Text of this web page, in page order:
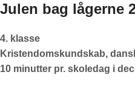
Julen bag lågerne
4. klasse
Kristendomskundskab,
10 minutter pr. skoledag i